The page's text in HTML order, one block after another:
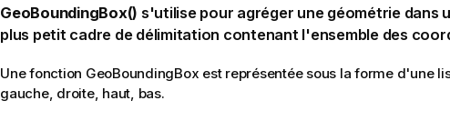
GeoBoundingBox() s'utilise pour agréger une géométrie dans
plus petit cadre de délimitation contenant l'ensemble des
Une fonction GeoBoundingBox est représentée sous la forme d'une
gauche, droite, haut, bas.